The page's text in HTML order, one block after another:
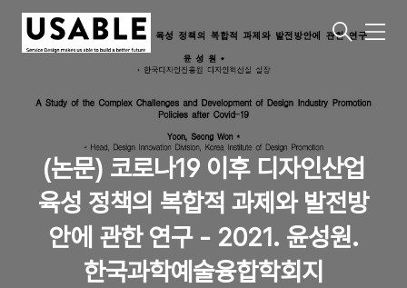
메
(논문) 코로나19 이후 디자인산업
육성 정책의 복합적 과제와 발전방
안에 관한 연구 - 2021. 윤성원.
한국과학예술융합학회지